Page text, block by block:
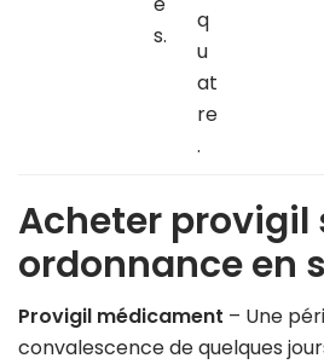
s.
q
u
at
re
.
Acheter provigil
ordonnance en
Provigil médicament – Une
convalescence de quelques